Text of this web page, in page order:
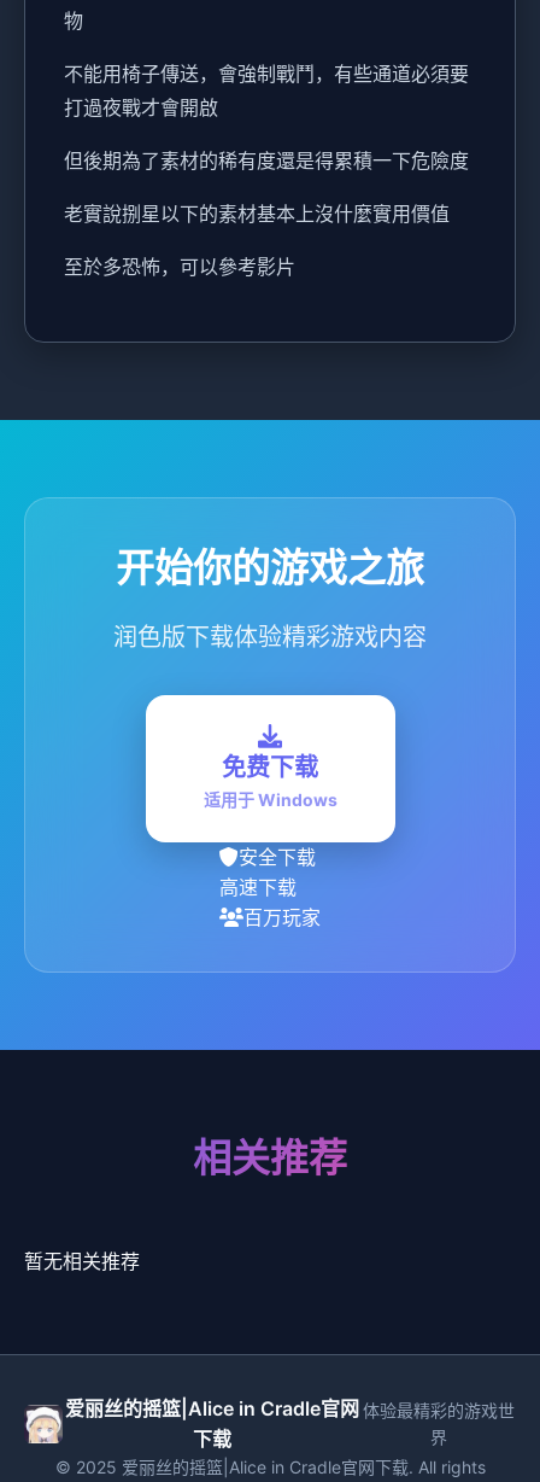
物
不能用椅子傳送，會強制戰鬥，有些通道必須要
打過夜戰才會開啟
但後期為了素材的稀有度還是得累積一下危險度
老實說捌星以下的素材基本上沒什麼實用價值
至於多恐怖，可以參考影片
开始你的游戏之旅
润色版下载体验精彩游戏内容
免费下载
适用于 Windows
安全下载
高速下载
百万玩家
相关推荐
暂无相关推荐
爱丽丝的摇篮|Alice in Cradle官网
下载
体验最精彩的游戏世
界
© 2025 爱丽丝的摇篮|Alice in Cradle官网下载. All rights